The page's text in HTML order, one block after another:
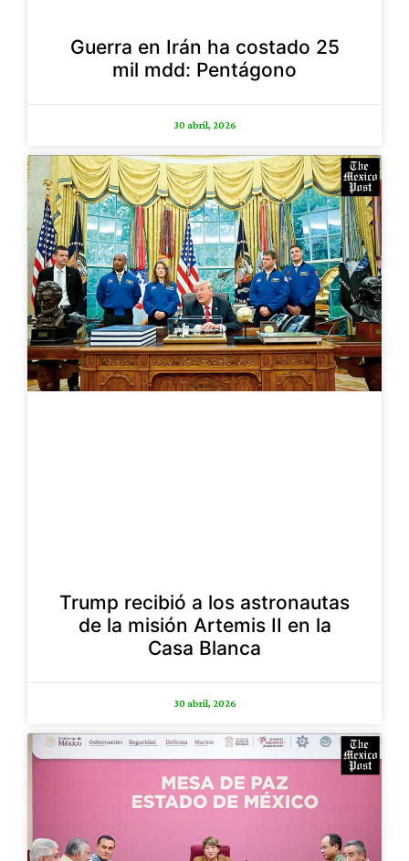
Guerra en Irán ha costado 25
mil mdd: Pentágono
30 abril, 2026
Trump recibió a los astronautas
de la misión Artemis II en la
Casa Blanca
30 abril, 2026